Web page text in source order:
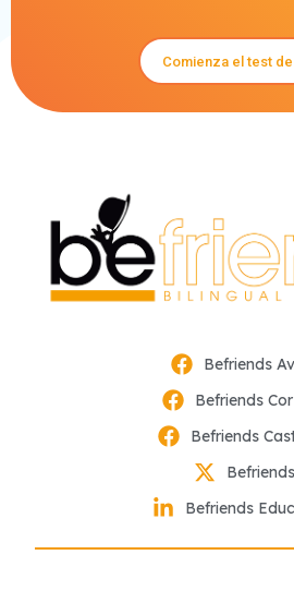
Comienza el test
Befriends
Befriends
Befriends
Befriends
Befriends